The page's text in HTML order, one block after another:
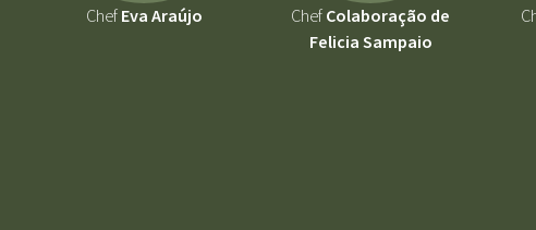
ChefEva Araújo ChefColaboração de
Felicia Sampaio